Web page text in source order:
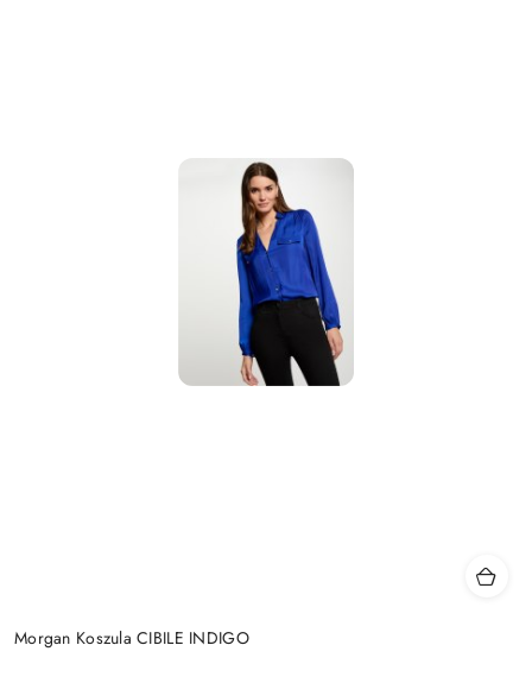
Morgan Koszula CIBILE INDIGO